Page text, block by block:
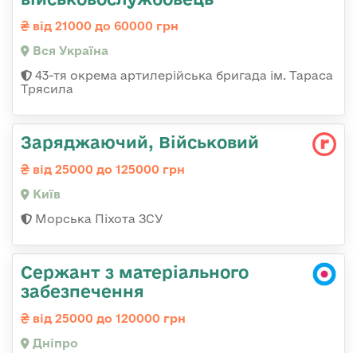
від 21000 до 60000 грн
Вся Україна
43-тя окрема артилерійська бригада ім. Тараса
Трясила
Заряджаючий, Військовий
від 25000 до 125000 грн
Київ
Морська Піхота ЗСУ
Сержант з матеріального
забезпечення
від 25000 до 120000 грн
Дніпро